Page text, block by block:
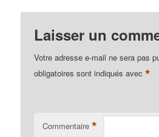
Laisser un
Votre adresse e-mail ne sera pas
obligatoires sont indiqués avec*
Commentaire *